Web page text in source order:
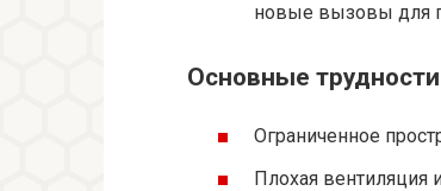
новые вызовы для
Основные
Ограниченное
Плохая вентиляция